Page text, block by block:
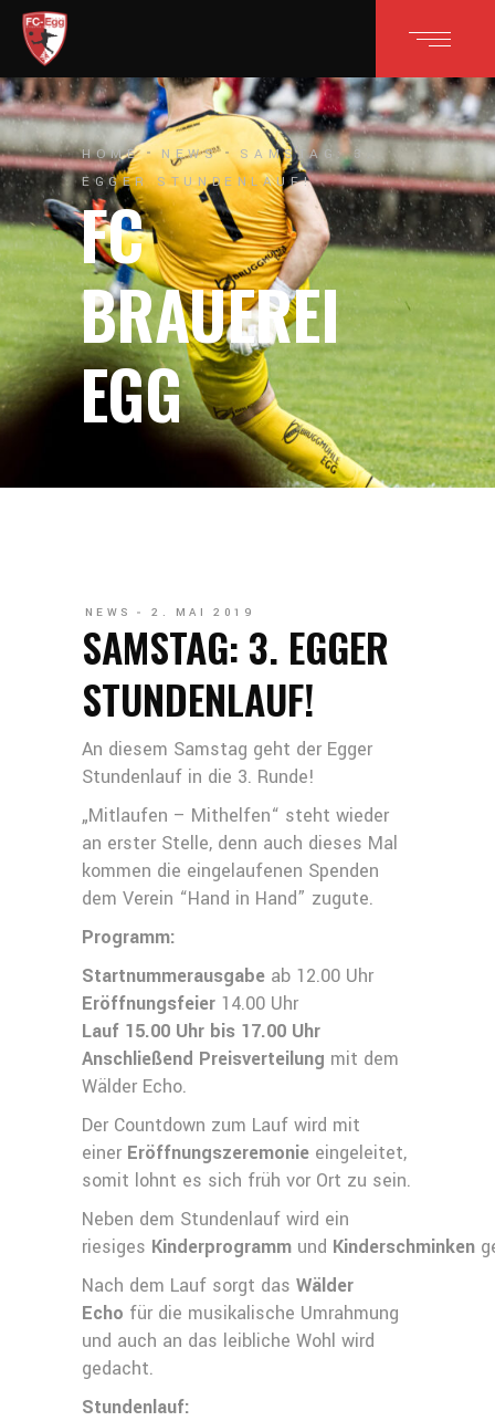
HOME NEWS
SAMSTAG: 3.
EGGER STUNDENLAUF!
FC
BRAUEREI
EGG
NEWS 2. MAI 2019
SAMSTAG: 3. EGGER
STUNDENLAUF!
An diesem Samstag geht der Egger
Stundenlauf in die 3. Runde!
„Mitlaufen – Mithelfen“ steht wieder
an erster Stelle, denn auch dieses Mal
kommen die eingelaufenen Spenden
dem Verein “Hand in Hand” zugute.
Programm:
Startnummerausgabe ab 12.00 Uhr
Eröffnungsfeier 14.00 Uhr
Lauf 15.00 Uhr bis 17.00 Uhr
Anschließend Preisverteilung mit dem
Wälder Echo.
Der Countdown zum Lauf wird mit
einer Eröffnungszeremonie eingeleitet,
somit lohnt es sich früh vor Ort zu sein.
Neben dem Stundenlauf wird ein
riesiges Kinderprogramm und Kinderschminken
Nach dem Lauf sorgt das Wälder
Echo für die musikalische Umrahmung
und auch an das leibliche Wohl wird
gedacht.
Stundenlauf: